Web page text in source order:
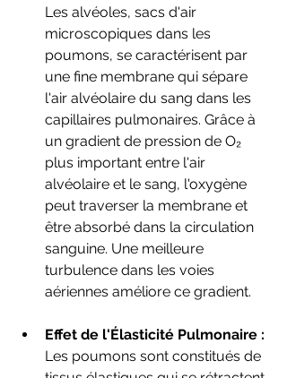
Les alvéoles, sacs d'air
microscopiques dans les
poumons, se caractérisent par
une fine membrane qui sépare
l'air alvéolaire du sang dans les
capillaires pulmonaires. Grâce à
un gradient de pression de O₂
plus important entre l'air
alvéolaire et le sang, l'oxygène
peut traverser la membrane et
être absorbé dans la circulation
sanguine. Une meilleure
turbulence dans les voies
aériennes améliore ce gradient.
Effet de l'Élasticité Pulmonaire :
Les poumons sont constitués de